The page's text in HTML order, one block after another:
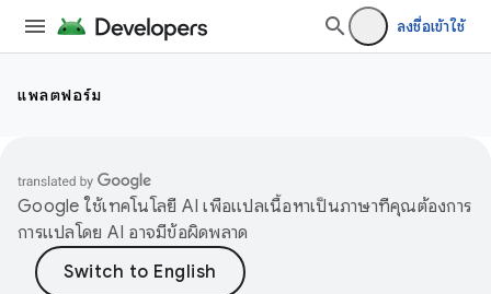
ลงชื่อเข้าใช้
แพลตฟอร์ม
Google ใช้เทคโนโลยี AI เพื่อแปลเนื้อหาเป็นภาษาที่คุณต้องการ
การแปลโดย AI อาจมีข้อผิดพลาด